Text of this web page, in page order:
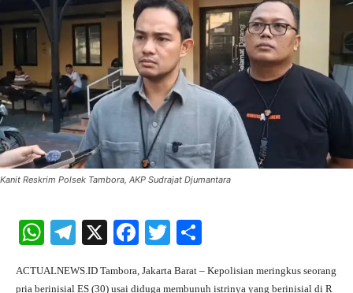
Kanit Reskrim Polsek Tambora, AKP Sudrajat Djumantara
W
ts
Te
gr
X
Fa
bo
T
tte re
ACTUALNEWS.ID Tambora, Jakarta Barat – Kepolisian meringkus seorang
pria berinisial ES (30) usai diduga membunuh istrinya yang berinisial di R